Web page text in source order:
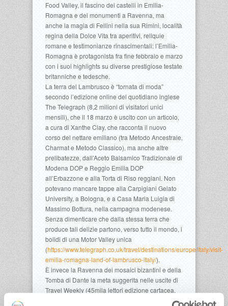
Food Valley, il fascino dei castelli in Emilia-
Romagna e dei monumenti a Ravenna, ma
anche la magia di Fellini nella sua Rimini, località
regina della Dolce Vita tra aperitivi, reliquie
romane e testimonianze rinascimentali: l’Emilia-
Romagna è protagonista fra fine febbraio e marzo
con i suoi highlights su diverse prestigiose testate
britanniche e tedesche.
La terra del Lambrusco è “tornata di moda”
secondo l’edizione online del quotidiano inglese
The Telegraph (8,2 milioni di visitatori unici
mensili), che il 18 marzo è uscito con un articolo,
a cura di Xanthe Clay, che racconta il nuovo
corso del nettare emiliano (tra Metodo Ancestrale,
Charmat e Metodo Classico), ma anche altre
prelibatezze, dall’Aceto Balsamico Tradizionale di
Modena DOP e Reggio Emilia DOP
all’Erbazzone e alla Torta di Riso reggiani. Non
potevano mancare tappe alla Carpigiani Gelato
University, a Bologna, e a Casa Maria Luigia di
Massimo Bottura, nella campagna modenese.
Senza dimenticare che dalla stessa terra che
produce tali delizie partono, verso tutto il mondo, i
bolidi di una Motor Valley unica
(https://www.telegraph.co.uk/travel/destinations/europe/italy/visit-
emilia-romagna-land-of-lambrusco-italy/).
È invece la Ravenna dei mosaici bizantini e della
Tomba di Dante la meta suggerita nelle uscite di
Travel Weekly (45mila lettori edizione cartacea,
147 mila quella online), Euronews Travel e Yahoo